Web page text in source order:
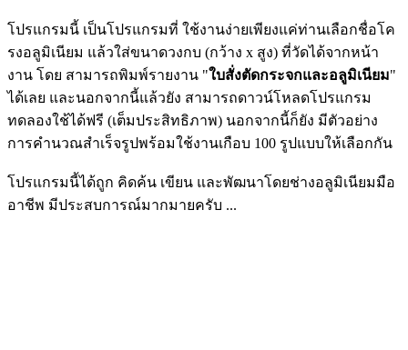
โปรแกรมนี้ เป็นโปรแกรมที่ ใช้งานง่ายเพียงแค่ท่านเลือกชื่อโค
รงอลูมิเนียม แล้วใส่ขนาดวงกบ (กว้าง x สูง) ที่วัดได้จากหน้า
งาน โดย สามารถพิมพ์รายงาน "ใบสั่งตัดกระจกและอลูมิเนียม"
ได้เลย และนอกจากนี้แล้วยัง สามารถดาวน์โหลดโปรแกรม
ทดลองใช้ได้ฟรี (เต็มประสิทธิภาพ) นอกจากนี้ก็ยัง มีตัวอย่าง
การคำนวณสำเร็จรูปพร้อมใช้งานเกือบ 100 รูปแบบให้เลือกกัน
โปรแกรมนี้ได้ถูก คิดค้น เขียน และพัฒนาโดยช่างอลูมิเนียมมือ
อาชีพ มีประสบการณ์มากมายครับ ...